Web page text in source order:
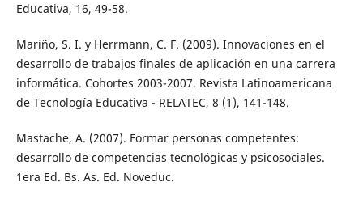
Educativa, 16, 49-58.
Mariño, S. I. y Herrmann, C. F. (2009). Innovaciones en el
desarrollo de trabajos finales de aplicación en una carrera
informática. Cohortes 2003-2007. Revista Latinoamericana
de Tecnología Educativa - RELATEC, 8 (1), 141-148.
Mastache, A. (2007). Formar personas competentes:
desarrollo de competencias tecnológicas y psicosociales.
1era Ed. Bs. As. Ed. Noveduc.